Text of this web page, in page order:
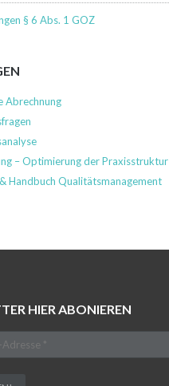
§ 6 Abs. 1 GOZ
Abrechnung
– Optimierung der Praxisstruktur
Handbuch Qualitätsmanagement
HIER ABONIEREN